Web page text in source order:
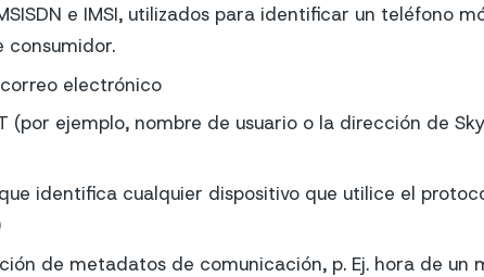
e IMSI, utilizados para identificar un teléfono
consumidor.
electrónico
(por ejemplo, nombre de usuario o la dirección de
identifica cualquier dispositivo que utilice el
de metadatos de comunicación, p. Ej. hora de un